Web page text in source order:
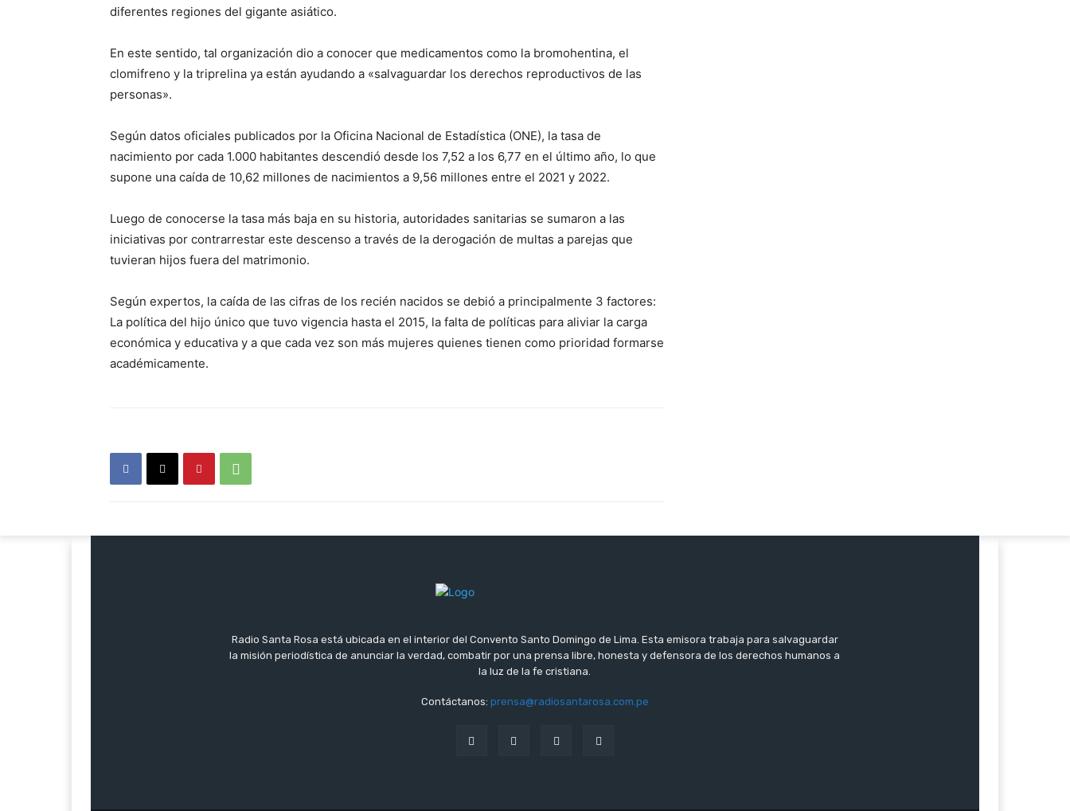
diferentes regiones del gigante asiático.
En este sentido, tal organización dio a conocer que medicamentos como la bromohentina, el
clomifreno y la triprelina ya están ayudando a «salvaguardar los derechos reproductivos de las
personas».
Según datos oficiales publicados por la Oficina Nacional de Estadística (ONE), la tasa de
nacimiento por cada 1.000 habitantes descendió desde los 7,52 a los 6,77 en el último año, lo que
supone una caída de 10,62 millones de nacimientos a 9,56 millones entre el 2021 y 2022.
Luego de conocerse la tasa más baja en su historia, autoridades sanitarias se sumaron a las
iniciativas por contrarrestar este descenso a través de la derogación de multas a parejas que
tuvieran hijos fuera del matrimonio.
Según expertos, la caída de las cifras de los recién nacidos se debió a principalmente 3 factores:
La política del hijo único que tuvo vigencia hasta el 2015, la falta de políticas para aliviar la carga
económica y educativa y a que cada vez son más mujeres quienes tienen como prioridad formarse
académicamente.
Radio Santa Rosa está ubicada en el interior del Convento Santo Domingo de Lima. Esta emisora trabaja para salvaguardar
la misión periodística de anunciar la verdad, combatir por una prensa libre, honesta y defensora de los derechos humanos a
la luz de la fe cristiana.
Contáctanos: prensa@radiosantarosa.com.pe